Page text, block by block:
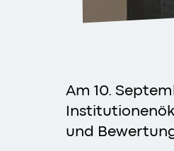
Am 10.
und